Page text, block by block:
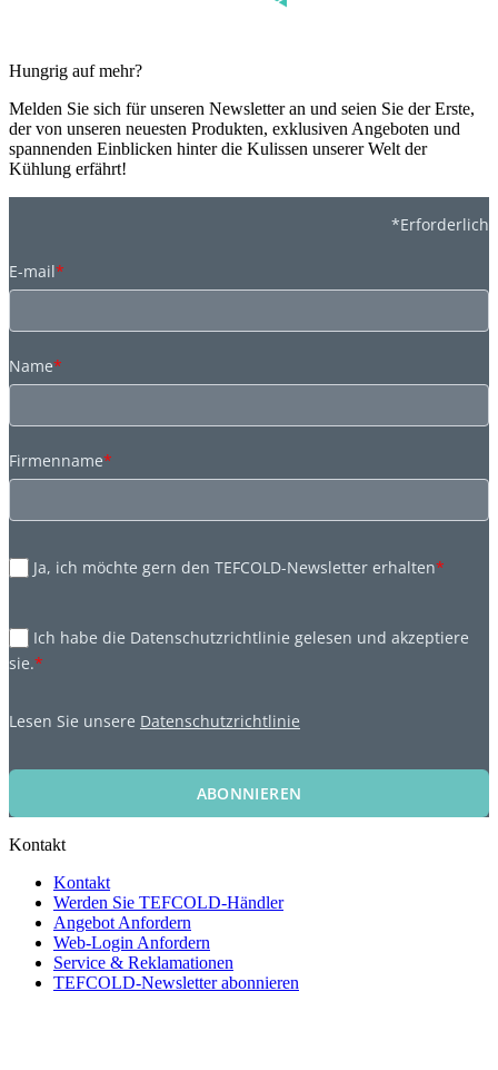
Hungrig auf mehr?
Melden Sie sich für unseren Newsletter an und seien Sie der Erste,
der von unseren neuesten Produkten, exklusiven Angeboten und
spannenden Einblicken hinter die Kulissen unserer Welt der
Kühlung erfährt!
*Erforderlich
E-mail*
Name*
Firmenname*
Ja, ich möchte gern den TEFCOLD-Newsletter erhalten*
Ich habe die Datenschutzrichtlinie gelesen und akzeptiere
sie.*
Lesen Sie unsere Datenschutzrichtlinie
ABONNIEREN
Kontakt
Kontakt
Werden Sie TEFCOLD-Händler
Angebot Anfordern
Web-Login Anfordern
Service & Reklamationen
TEFCOLD-Newsletter abonnieren